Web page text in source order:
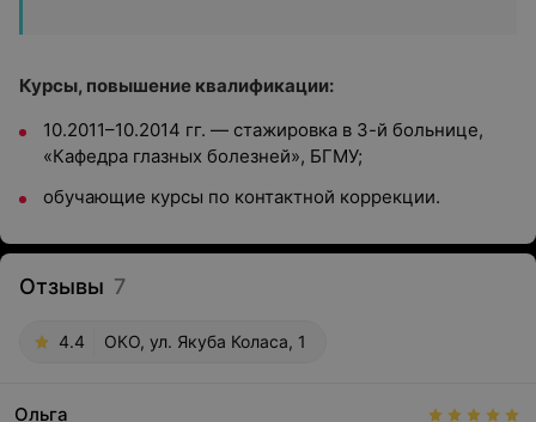
Курсы, повышение квалификации:
10.2011–10.2014 гг. — стажировка в 3-й больнице,
«Кафедра глазных болезней», БГМУ;
обучающие курсы по контактной коррекции.
Отзывы 7
4.4 ОКО, ул. Якуба Коласа, 1
Ольга